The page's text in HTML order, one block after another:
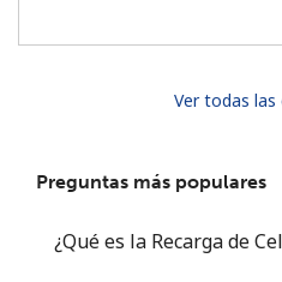
Ver todas
Preguntas más populares
¿Qué es la Recarga de